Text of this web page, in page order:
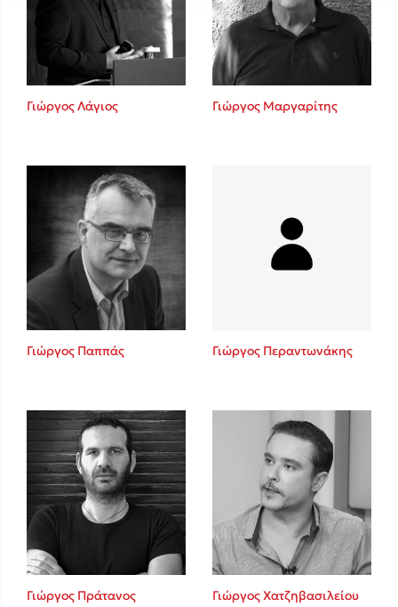
Γιώργος Λάγιος Γιώργος Μαργαρίτης
Γιώργος Παππάς Γιώργος Περαντωνάκης
Γιώργος Πράτανος Γιώργος Χατζηβασιλείου